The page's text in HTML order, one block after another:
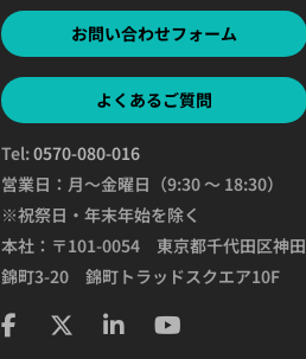
お問い合わせフォーム
よくあるご質問
Tel:0570-080-016
営業日：月～金曜日（9:30 ～ 18:30）
※祝祭日・年末年始を除く
本社：〒101-0054 東京都千代田区神田
錦町3-20 錦町トラッドスクエア10F